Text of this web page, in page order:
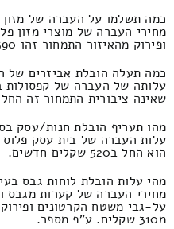
כמה תשלמו על העברה של מזון
מחירי העברה של מוצרי מזון
ופירוק מהאיזור התמחור זהו 590 ולא יותר מ240 ש"ח.
כמה תעלה הובלת אביזרים של
עלותה של העברה של
שאינה ציבורית התמחור זה החל מ390
מהו תעריף הובלת חנות/עסק
עלות העברה של בית עסק
הוא החל ב520 שקלים חדשים.
מהי עלות הובלת לוחות גבס
מחירי העברה של קערות מגבס
על-גבי משטח הקרטונים
מ310 שקלים. ע"פ מספר.